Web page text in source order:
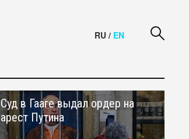
RU / EN
Суд в Гааге выдал ордер на
арест Путина